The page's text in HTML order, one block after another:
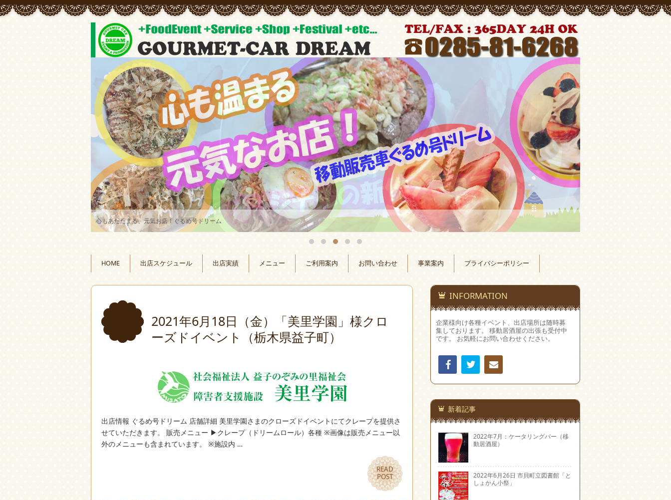
常にオリジナルメニューの開発をしています♪
HOME 出店スケジュール 出店実績 メニュー ご利用案内 お問い合わせ 事業案内 プライバシーポリシー
2021年6月18日（金）「美里学園」様クロ
ーズドイベント（栃木県益子町）
出店情報 ぐるめ号ドリーム 店舗詳細 美里学園さまのクローズドイベントにてクレープを提供さ
せていただきます。 販売メニュー ▶クレープ（ドリームロール）各種 ※画像は販売メニュー以
外のメニューも含まれています。 ※施設内 …
READ
POST
READ
POST
INFORMATION
企業様向け各種イベント、出店場所は随時募
集しております。 移動居酒屋の出張も受付中
です。 お気軽にお問い合わせください。
Facebook
連絡
先
新着記事
2022年7月：ケータリングバー（移
動居酒屋）
2022年6月26日 市貝町立図書館「と
しょかん小祭」